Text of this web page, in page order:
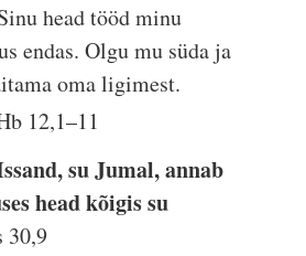
head tööd minu
endas. Olgu mu süda ja
oma ligimest.
12,1–11
su Jumal, annab
head kõigis su
30,9